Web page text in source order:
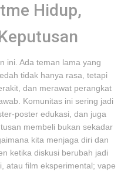
Hidup,
ini. Ada teman lama yang
tidak hanya rasa, tetapi
dan merawat perangkat
Komunitas ini sering jadi
poster edukasi, dan juga
membeli bukan sekadar
kita menjaga diri dan
ketika diskusi berubah jadi
atau film eksperimental; vape